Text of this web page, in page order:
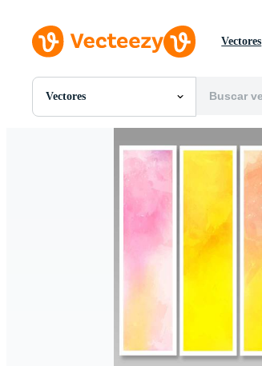
Vectores
Vectores
Todas Imágenes
Gráficos en Movimiento